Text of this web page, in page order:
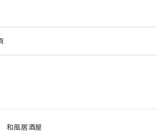
和風居酒屋